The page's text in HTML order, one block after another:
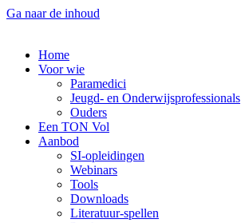
Ga naar de inhoud
Home
Voor wie
Paramedici
Jeugd- en Onderwijsprofessionals
Ouders
Een TON Vol
Aanbod
SI-opleidingen
Webinars
Tools
Downloads
Literatuur-spellen